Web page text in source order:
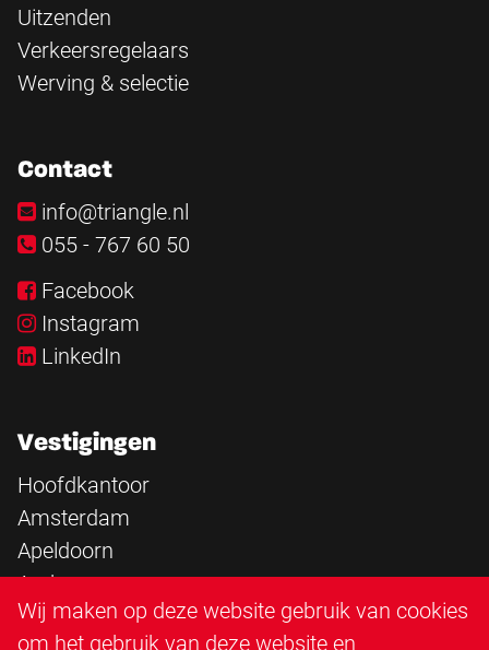
Uitzenden
Verkeersregelaars
Werving & selectie
Contact
info@triangle.nl
055 - 767 60 50
Facebook
Instagram
LinkedIn
Vestigingen
Hoofdkantoor
Amsterdam
Apeldoorn
Arnhem
Barneveld
Wij maken op deze website gebruik van cookies
om het gebruik van deze website en